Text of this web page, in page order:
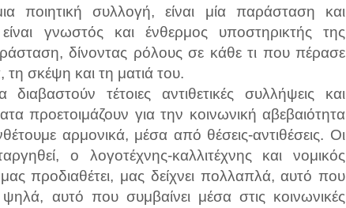
ποιητική συλλογή, είναι μία παράσταση και
γνωστός και ένθερμος υποστηρικτής της
δίνοντας ρόλους σε κάθε τι που πέρασε
σκέψη και τη ματιά του.
τέτοιες αντιθετικές συλλήψεις και
προετοιμάζουν για την κοινωνική αβεβαιότητα
αρμονικά, μέσα από θέσεις-αντιθέσεις. Οι
ο λογοτέχνης-καλλιτέχνης και νομικός
προδιαθέτει, μας δείχνει πολλαπλά, αυτό που
αυτό που συμβαίνει μέσα στις κοινωνικές